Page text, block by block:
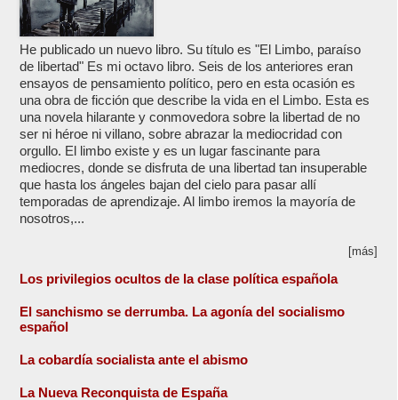
He publicado un nuevo libro. Su título es "El Limbo, paraíso
de libertad" Es mi octavo libro. Seis de los anteriores eran
ensayos de pensamiento político, pero en esta ocasión es
una obra de ficción que describe la vida en el Limbo. Esta es
una novela hilarante y conmovedora sobre la libertad de no
ser ni héroe ni villano, sobre abrazar la mediocridad con
orgullo. El limbo existe y es un lugar fascinante para
mediocres, donde se disfruta de una libertad tan insuperable
que hasta los ángeles bajan del cielo para pasar allí
temporadas de aprendizaje. Al limbo iremos la mayoría de
nosotros,...
[más]
Los privilegios ocultos de la clase política española
El sanchismo se derrumba. La agonía del socialismo
español
La cobardía socialista ante el abismo
La Nueva Reconquista de España